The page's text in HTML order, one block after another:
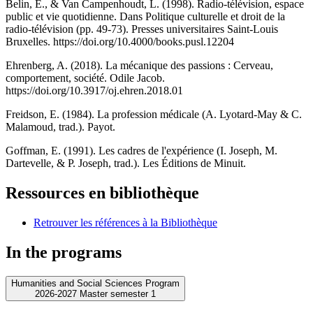
Belin, E., & Van Campenhoudt, L. (1998). Radio-télévision, espace
public et vie quotidienne. Dans Politique culturelle et droit de la
radio-télévision (pp. 49-73). Presses universitaires Saint-Louis
Bruxelles. https://doi.org/10.4000/books.pusl.12204
Ehrenberg, A. (2018). La mécanique des passions : Cerveau,
comportement, société. Odile Jacob.
https://doi.org/10.3917/oj.ehren.2018.01
Freidson, E. (1984). La profession médicale (A. Lyotard-May & C.
Malamoud, trad.). Payot.
Goffman, E. (1991). Les cadres de l'expérience (I. Joseph, M.
Dartevelle, & P. Joseph, trad.). Les Éditions de Minuit.
Ressources en bibliothèque
Retrouver les références à la Bibliothèque
In the programs
Humanities and Social Sciences Program
2026-2027 Master semester 1